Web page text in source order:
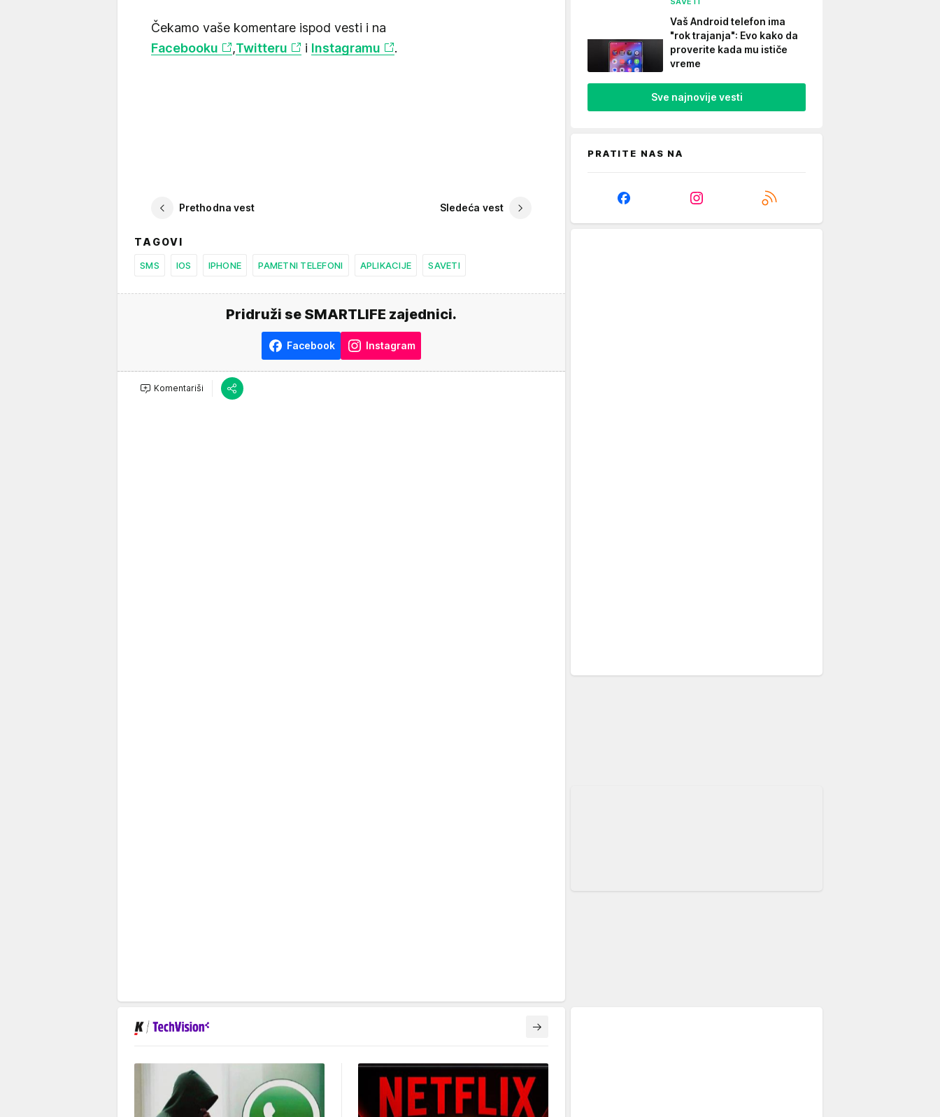
Čekamo vaše komentare ispod vesti i na
Facebooku
,Twitteru i Instagramu .
Prethodna vest Sledeća vest
TAGOVI
SMS IOS IPHONE PAMETNI TELEFONI APLIKACIJE SAVETI
Pridruži se SMARTLIFE zajednici.
Facebook Instagram
Komentariši
Vaš Android telefon ima
"rok trajanja": Evo kako da
proverite kada mu ističe
vreme
Sve najnovije vesti
PRATITE NAS NA